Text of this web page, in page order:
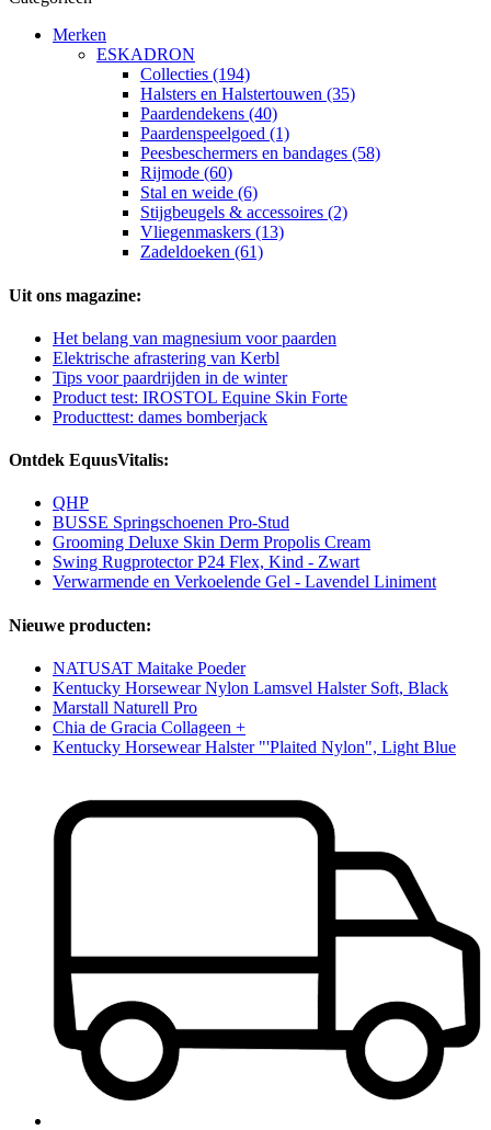
Merken
ESKADRON
Collecties (194)
Halsters en Halstertouwen (35)
Paardendekens (40)
Paardenspeelgoed (1)
Peesbeschermers en bandages (58)
Rijmode (60)
Stal en weide (6)
Stijgbeugels & accessoires (2)
Vliegenmaskers (13)
Zadeldoeken (61)
Uit ons magazine:
Het belang van magnesium voor paarden
Elektrische afrastering van Kerbl
Tips voor paardrijden in de winter
Product test: IROSTOL Equine Skin Forte
Producttest: dames bomberjack
Ontdek EquusVitalis:
QHP
BUSSE Springschoenen Pro-Stud
Grooming Deluxe Skin Derm Propolis Cream
Swing Rugprotector P24 Flex, Kind - Zwart
Verwarmende en Verkoelende Gel - Lavendel Liniment
Nieuwe producten:
NATUSAT Maitake Poeder
Kentucky Horsewear Nylon Lamsvel Halster Soft, Black
Marstall Naturell Pro
Chia de Gracia Collageen +
Kentucky Horsewear Halster "'Plaited Nylon", Light Blue